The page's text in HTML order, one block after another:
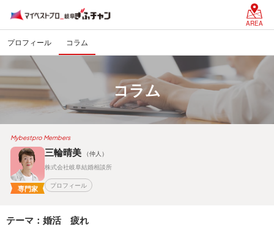
AREA
プロフィール コラム
コラム
Mybestpro Members
専門家
三輪晴美
（仲人）
株式会社岐阜結婚相談所
プロフィール
テーマ：婚活 疲れ